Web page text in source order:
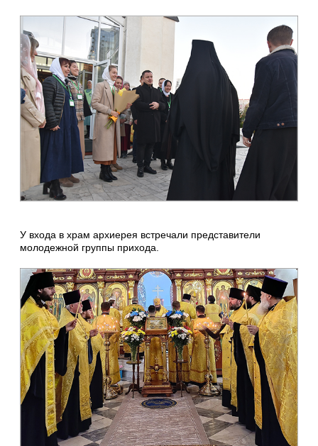
У входа в храм архиерея встречали представители
молодежной группы прихода.